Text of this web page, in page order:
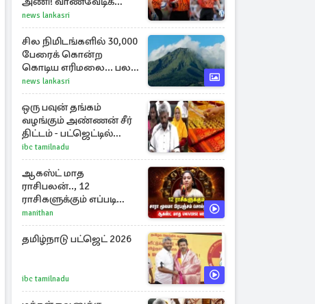
காட்டிய ரிக்கெல்டன்,
மார்ஷ்
news lankasri
சில நிமிடங்களில் 30,000
பேரைக் கொன்ற
கொடிய எரிமலை... பல
தசாப்த கால
அமைதிக்குப் பிறகு
மீண்டும்
news lankasri
ஒரு பவுன் தங்கம்
வழங்கும் அண்ணன் சீர்
திட்டம் - பட்ஜெட்டில்
அமைச்சர் மரிய வில்சன்
அறிவிப்பு!
ibc tamilnadu
ஆகஸ்ட் மாத
ராசிபலன்.., 12
ராசிகளுக்கும் எப்படி
இருக்கும்?
manithan
தமிழ்நாடு பட்ஜெட் 2026
ibc tamilnadu